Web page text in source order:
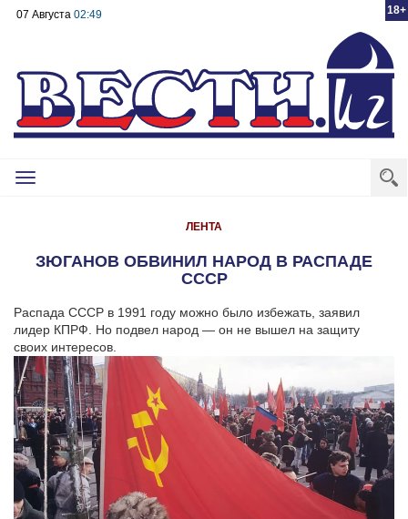
18+
07 Августа 02:49
Toggle
ЛЕНТА
ЗЮГАНОВ ОБВИНИЛ НАРОД В РАСПАДЕ
СССР
Распада СССР в 1991 году можно было избежать, заявил
лидер КПРФ. Но подвел народ — он не вышел на защиту
своих интересов.